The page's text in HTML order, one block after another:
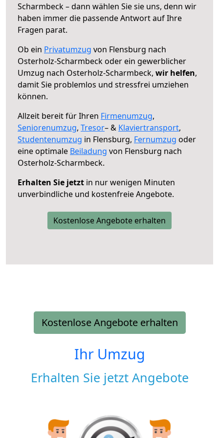
Scharmbeck – dann wählen Sie sie uns, denn wir
haben immer die passende Antwort auf Ihre
Fragen parat.
Ob ein Privatumzug von Flensburg nach
Osterholz-Scharmbeck oder ein gewerblicher
Umzug nach Osterholz-Scharmbeck, wir helfen,
damit Sie problemlos und stressfrei umziehen
können.
Allzeit bereit für Ihren Firmenumzug,
Seniorenumzug, Tresor– & Klaviertransport,
Studentenumzug in Flensburg, Fernumzug oder
eine optimale Beiladung von Flensburg nach
Osterholz-Scharmbeck.
Erhalten Sie jetzt in nur wenigen Minuten
unverbindliche und kostenfreie Angebote.
Kostenlose Angebote erhalten
Kostenlose Angebote erhalten
Ihr Umzug
Erhalten Sie jetzt Angebote